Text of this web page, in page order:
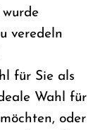
veredeln
für Sie als
Wahl für
oder